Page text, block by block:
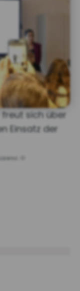
sich über
Einsatz der
Lizenz: